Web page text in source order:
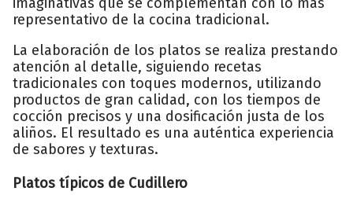
representativo de la cocina tradicional.
La elaboración de los platos se realiza prestando
atención al detalle, siguiendo recetas
tradicionales con toques modernos, utilizando
productos de gran calidad, con los tiempos de
cocción precisos y una dosificación justa de los
aliños. El resultado es una auténtica experiencia
de sabores y texturas.
Platos típicos de Cudillero